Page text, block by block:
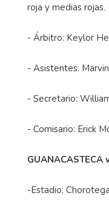
roja y medias rojas.
- Árbitro: Keylor
- Asistentes:
- Secretario:
- Comisario: Erick
GUANACASTECA
-Estadio: Chorotega